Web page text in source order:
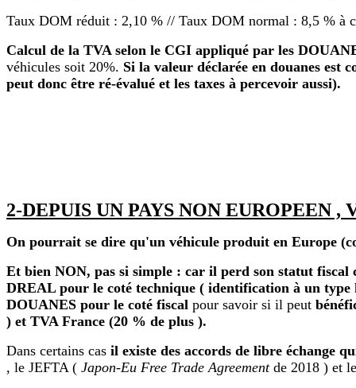
Taux DOM réduit : 2,10 % // Taux DOM normal : 8,5 % à
Calcul de la TVA selon le CGI appliqué par les
véhicules soit 20%. Si la valeur déclarée en douanes est
peut donc être ré-évalué et les taxes à percevoir aussi).
2-DEPUIS UN PAYS NON EUROPEEN
On pourrait se dire qu'un véhicule produit en Europe
Et bien NON, pas si simple : car il perd son statut
DREAL pour le coté technique ( identification à un type
DOUANES pour le coté fiscal pour savoir si il peut
) et TVA France (20 % de plus ).
Dans certains cas il existe des accords de libre échange
, le JEFTA ( Japon-Eu Free Trade Agreementde 2018 ) et